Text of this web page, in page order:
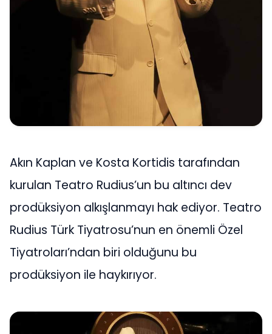
Akın Kaplan ve Kosta Kortidis tarafından
kurulan Teatro Rudius’un bu altıncı dev
prodüksiyon alkışlanmayı hak ediyor. Teatro
Rudius Türk Tiyatrosu’nun en önemli Özel
Tiyatroları’ndan biri olduğunu bu
prodüksiyon ile haykırıyor.